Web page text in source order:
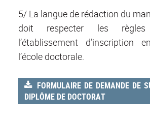
5/ La langue de rédaction du
doit respecter les
l’établissement d’inscription
l’école doctorale.
FORMULAIRE DE DEMANDE DE
DIPLÔME DE DOCTORAT